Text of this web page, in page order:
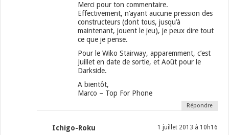
Merci pour ton commentaire.
Effectivement, n’ayant aucune pression des
constructeurs (dont tous, jusqu’à
maintenant, jouent le jeu), je peux dire tout
ce que je pense.
Pour le Wiko Stairway, apparemment, c’est
Juillet en date de sortie, et Août pour le
Darkside.
A bientôt,
Marco – Top For Phone
Répondre
Ichigo-Roku 1 juillet 2013 à 10h16